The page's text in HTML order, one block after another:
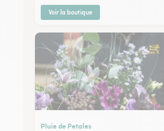
Voir la boutique
Pluie de Petales